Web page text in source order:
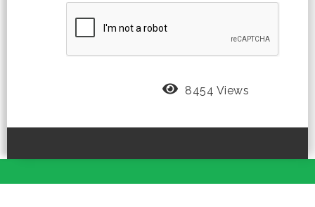
8454 Views